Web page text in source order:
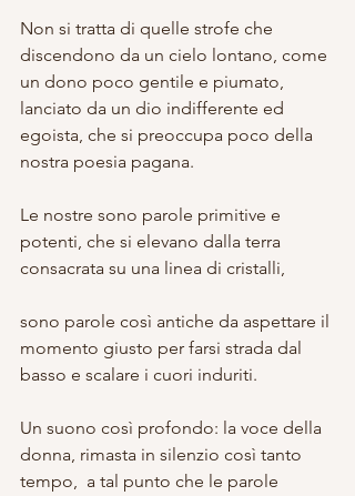
Non si tratta di quelle strofe che
discendono da un cielo lontano, come
un dono poco gentile e piumato,
lanciato da un dio indifferente ed
egoista, che si preoccupa poco della
nostra poesia pagana.
Le nostre sono parole primitive e
potenti, che si elevano dalla terra
consacrata su una linea di cristalli,
sono parole così antiche da aspettare il
momento giusto per farsi strada dal
basso e scalare i cuori induriti.
Un suono così profondo: la voce della
donna, rimasta in silenzio così tanto
tempo,  a tal punto che le parole